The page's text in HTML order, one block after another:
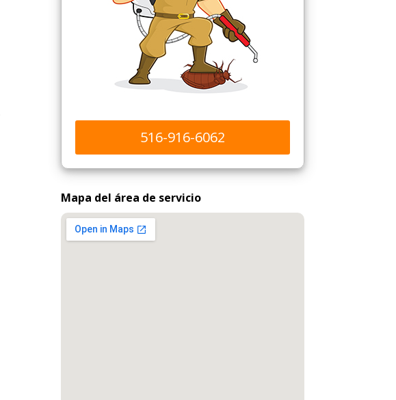
516-916-6062
Mapa del área de servicio